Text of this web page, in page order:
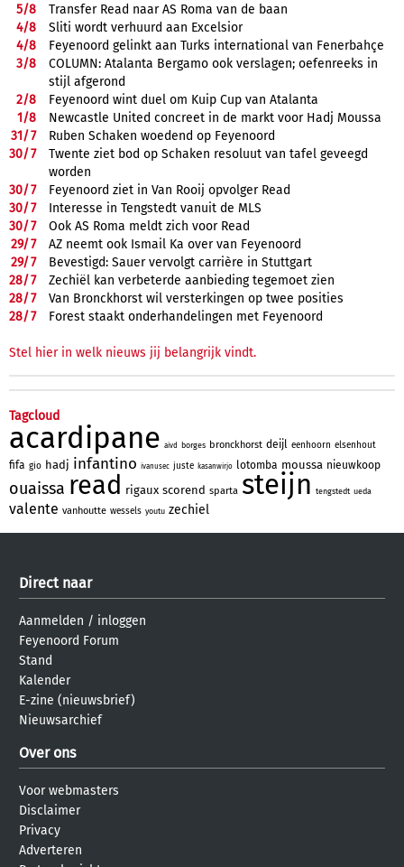
5/8
Transfer Read naar AS Roma van de baan
4/8
Sliti wordt verhuurd aan Excelsior
4/8
Feyenoord gelinkt aan Turks international van Fenerbahçe
3/8
COLUMN: Atalanta Bergamo ook verslagen; oefenreeks in
stijl afgerond
2/8
Feyenoord wint duel om Kuip Cup van Atalanta
1/8
Newcastle United concreet in de markt voor Hadj Moussa
31/7
Ruben Schaken woedend op Feyenoord
30/7
Twente ziet bod op Schaken resoluut van tafel geveegd
worden
30/7
Feyenoord ziet in Van Rooij opvolger Read
30/7
Interesse in Tengstedt vanuit de MLS
30/7
Ook AS Roma meldt zich voor Read
29/7
AZ neemt ook Ismail Ka over van Feyenoord
29/7
Bevestigd: Sauer vervolgt carrière in Stuttgart
28/7
Zechiël kan verbeterde aanbieding tegemoet zien
28/7
Van Bronckhorst wil versterkingen op twee posities
28/7 Forest staakt onderhandelingen met Feyenoord
Stel hier in welk nieuws jij belangrijk vindt.
Tagcloud
acardipane aivd borges bronckhorst deijl eenhoorn elsenhout
fifa gio hadj infantino ivanusec juste kasanwirjo lotomba moussa nieuwkoop
ouaissa read rigaux scorend sparta steijn tengstedt ueda
valente vanhoutte wessels youtu zechiel
Direct naar
Aanmelden / inloggen
Feyenoord Forum
Stand
Kalender
E-zine (nieuwsbrief)
Nieuwsarchief
Over ons
Voor webmasters
Disclaimer
Privacy
Adverteren